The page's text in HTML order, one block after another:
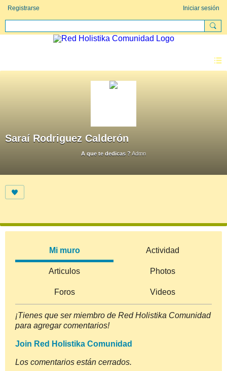
Registrarse Iniciar sesión
Saraí Rodriguez Calderón
A que te dedicas ? Admn
Mi muro Actividad
Articulos Photos
Foros Videos
¡Tienes que ser miembro de Red Holistika Comunidad
para agregar comentarios!
Join Red Holistika Comunidad
Los comentarios están cerrados.